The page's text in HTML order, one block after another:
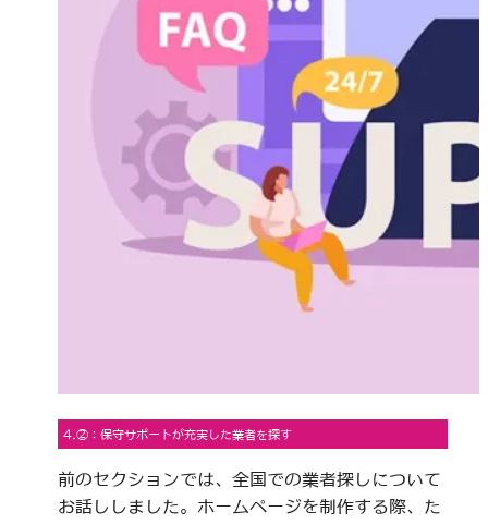
4.②：保守サポートが充実した業者を探す
前のセクションでは、全国での業者探しについて
お話ししました。ホームページを制作する際、た